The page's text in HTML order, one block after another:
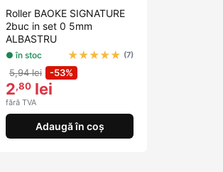
Roller BAOKE SIGNATURE
2buc in set 0 5mm
ALBASTRU
● în stoc ★★★★★ (7)
5,94 lei -53%
2,80 lei
fără TVA
Adaugă în coș